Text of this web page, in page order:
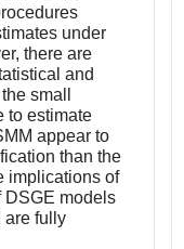
under
there are
and
small
to estimate
appear to
than the
implications of
DSGE models
are fully